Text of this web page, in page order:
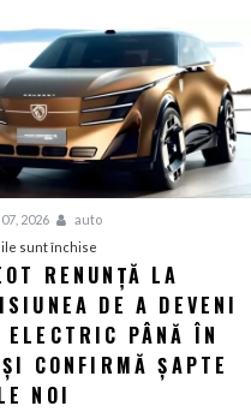
2026
auto
sunt închise
Peugeot
renunță
la
promisiunea
de
RENUNȚĂ LA
DE A DEVENI
PÂNĂ ÎN
CONFIRMĂ ȘAPTE
NOI